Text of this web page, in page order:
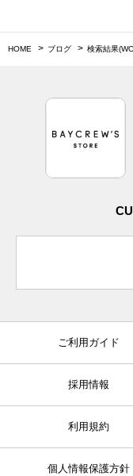
HOME ブログ 検索結果
ご利用ガイド
採用情報
利用規約
個人情報保護方針